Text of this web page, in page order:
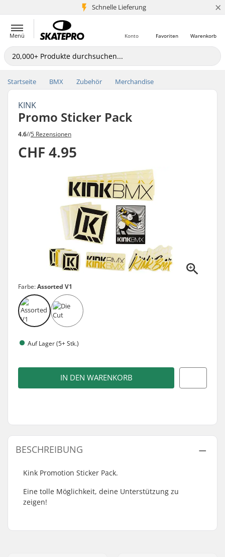
Schnelle Lieferung
5+ Mio. Kunden ×
Menü Warenkorb
Favoriten
Konto
Startseite BMX Zubehör Merchandise
KINK
Promo Sticker Pack
4.6//5 Rezensionen
CHF 4.95
Farbe:Assorted V1
Auf Lager (5+ Stk.)
IN DEN WARENKORB
BESCHREIBUNG
Kink Promotion Sticker Pack.
Eine tolle Möglichkeit, deine Unterstützung zu
zeigen!